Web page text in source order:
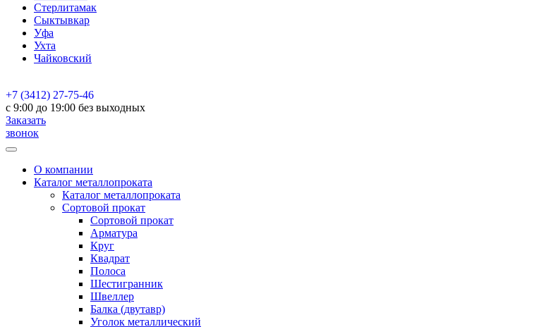
Стерлитамак
Сыктывкар
Уфа
Ухта
Чайковский
+7 (3412) 27-75-46
c 9:00 до 19:00 без выходных
Заказать
звонок
О компании
Каталог металлопроката
Каталог металлопроката
Сортовой прокат
Сортовой прокат
Арматура
Круг
Квадрат
Полоса
Шестигранник
Швеллер
Балка (двутавр)
Уголок металлический